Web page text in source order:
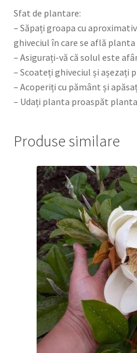
Sfat de plantare:
– Săpați groapa cu
ghiveciul în care se află planta
– Asigurați-vă că solul este
– Scoateți ghiveciul și așezați
– Acoperiți cu pământ și
– Udați planta proaspăt
Produse similare